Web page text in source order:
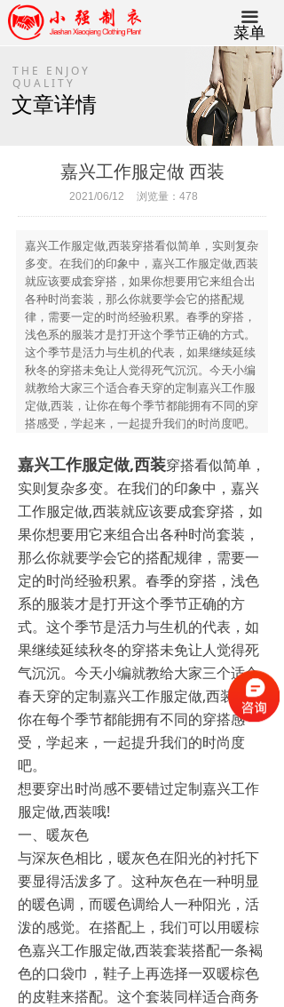
끀
菜单
2021/06/12
THE ENJOY
QUALITY
文章详情
嘉兴工作服定做 西装
浏览量： 478
嘉兴工作服定做,西装穿搭看似简单，实则复杂
多变。在我们的印象中，嘉兴工作服定做,西装
就应该要成套穿搭，如果你想要用它来组合出
各种时尚套装，那么你就要学会它的搭配规
律，需要一定的时尚经验积累。春季的穿搭，
浅色系的服装才是打开这个季节正确的方式。
这个季节是活力与生机的代表，如果继续延续
秋冬的穿搭未免让人觉得死气沉沉。今天小编
就教给大家三个适合春天穿的定制嘉兴工作服
定做,西装，让你在每个季节都能拥有不同的穿
搭感受，学起来，一起提升我们的时尚度吧。
嘉兴工作服定做,西装穿搭看似简单，
实则复杂多变。在我们的印象中，嘉兴
工作服定做,西装就应该要成套穿搭，如
果你想要用它来组合出各种时尚套装，
那么你就要学会它的搭配规律，需要一
定的时尚经验积累。春季的穿搭，浅色
系的服装才是打开这个季节正确的方
式。这个季节是活力与生机的代表，如
果继续延续秋冬的穿搭未免让人觉得死
气沉沉。今天小编就教给大家三个适合
春天穿的定制嘉兴工作服定做,西装，让
你在每个季节都能拥有不同的穿搭感
受，学起来，一起提升我们的时尚度
吧。
想要穿出时尚感不要错过定制嘉兴工作
服定做,西装哦!
一、暖灰色
与深灰色相比，暖灰色在阳光的衬托下
要显得活泼多了。这种灰色在一种明显
的暖色调，而暖色调给人一种阳光，活
泼的感觉。在搭配上，我们可以用暖棕
色嘉兴工作服定做,西装套装搭配一条褐
色的口袋巾，鞋子上再选择一双暖棕色
的皮鞋来搭配。这个套装同样适合商务